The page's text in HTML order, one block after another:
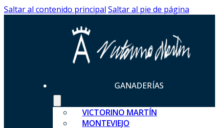
Saltar al contenido principal Saltar al pie de página
GANADERÍAS
VICTORINO MARTÍN
MONTEVIEJO